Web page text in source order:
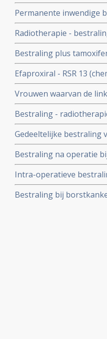
Permanente inwendige
geeft hoopvolle
Geen enkele vrouw
Radiotherapie -
Bestraling plus
lijkt zinloos. Voor
uitzaaiingen, al is ook
Efaproxiral - RSR 13
toevoegt aan de cel )
behandeling van
Vrouwen waarvan de
hartklachten later in
Bestraling -
met een erfelijke
dan bij vrouwen die niet
Gedeeltelijke bestraling
overlevingstijd en kans
(stadium I en II). De
Bestraling na operatie
Intra-operatieve
uitwendige bestraling
Bestraling bij